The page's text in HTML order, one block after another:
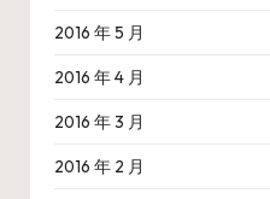
2016 年 5 月
2016 年 4 月
2016 年 3 月
2016 年 2 月